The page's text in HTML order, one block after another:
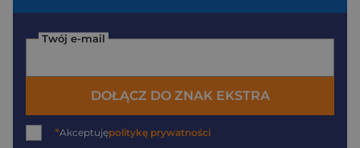
Twój e-mail
DOŁĄCZ DO ZNAK EKSTRA
*Akceptujępolitykę prywatności